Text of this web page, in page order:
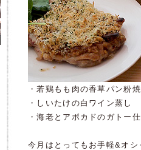
・若鶏もも肉の香草
・しいたけの白ワイン蒸し
・海老とアボカドのガトー
今月はとってもお手軽&オ